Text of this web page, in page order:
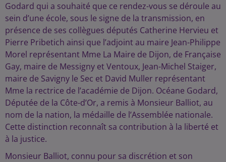
Godard qui a souhaité que ce rendez-vous se déroule au
sein d’une école, sous le signe de la transmission, en
présence de ses collègues députés Catherine Hervieu et
Pierre Pribetich ainsi que l’adjoint au maire Jean-Philippe
Morel représentant Mme La Maire de Dijon, de Française
Gay, maire de Messigny et Ventoux, Jean-Michel Staiger,
maire de Savigny le Sec et David Muller représentant
Mme la rectrice de l’académie de Dijon. Océane Godard,
Députée de la Côte-d’Or, a remis à Monsieur Balliot, au
nom de la nation, la médaille de l’Assemblée nationale.
Cette distinction reconnaît sa contribution à la liberté et
à la justice.
Monsieur Balliot, connu pour sa discrétion et son